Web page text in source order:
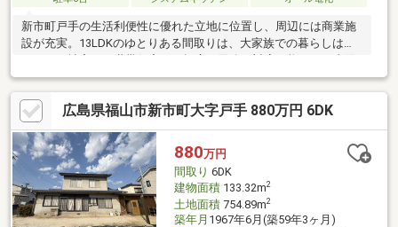
新市町戸手の生活利便性に優れた立地に位置し、周辺には商業施
設が充実。13LDKのゆとりある間取りは、大家族での暮らしはも
光パネル設置済みで、日々の光熱費にも配慮された住まいです。
広島県福山市新市町大字戸手 880万円 6DK
880万円
間取り 6DK
建物面積133.32m2
土地面積754.89m2
築年月 1967年6月(築59年3ヶ月)